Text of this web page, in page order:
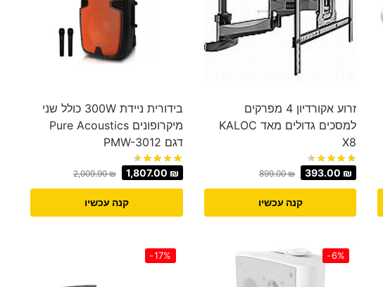
זרוע אקורדיון 4 מפרקים
למסכים גדולים מאד KALOC
X8
899.00₪ 393.00 ₪
קנה עכשיו
בידורית ניידת 300W כולל שני
מיקרופונים Pure Acoustics
דגם PMW-3012
2,009.90₪ 1,807.00 ₪
קנה עכשיו
-6%
-17%